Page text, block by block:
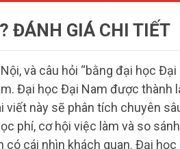
ĐÁNH GIÁ CHI TIẾT
và câu hỏi “bằng đại học Đại
Đại học Đại Nam được thành
viết này sẽ phân tích chuyên
phí, cơ hội việc làm và so sánh
cái nhìn khách quan. Đại học